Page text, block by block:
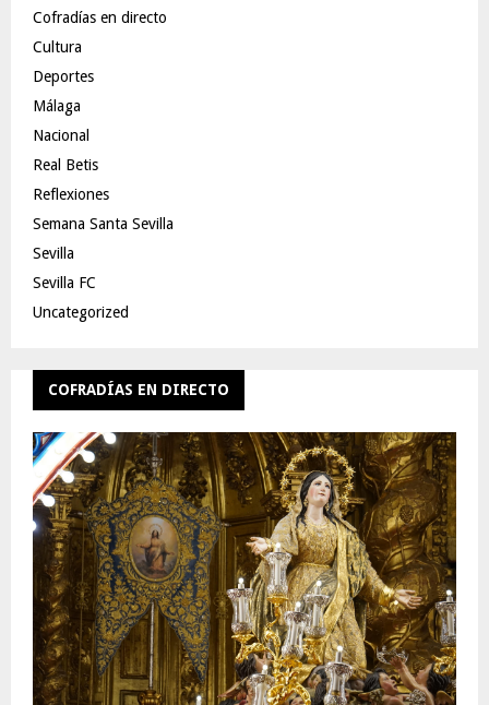
Cofradías en directo
Cultura
Deportes
Málaga
Nacional
Real Betis
Reflexiones
Semana Santa Sevilla
Sevilla
Sevilla FC
Uncategorized
COFRADÍAS EN DIRECTO